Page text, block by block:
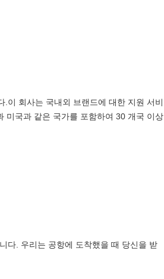
이 회사는 국내외 브랜드에 대한 지원 서비
미국과 같은 국가를 포함하여 30 개국 이상
다. 우리는 공항에 도착했을 때 당신을 받